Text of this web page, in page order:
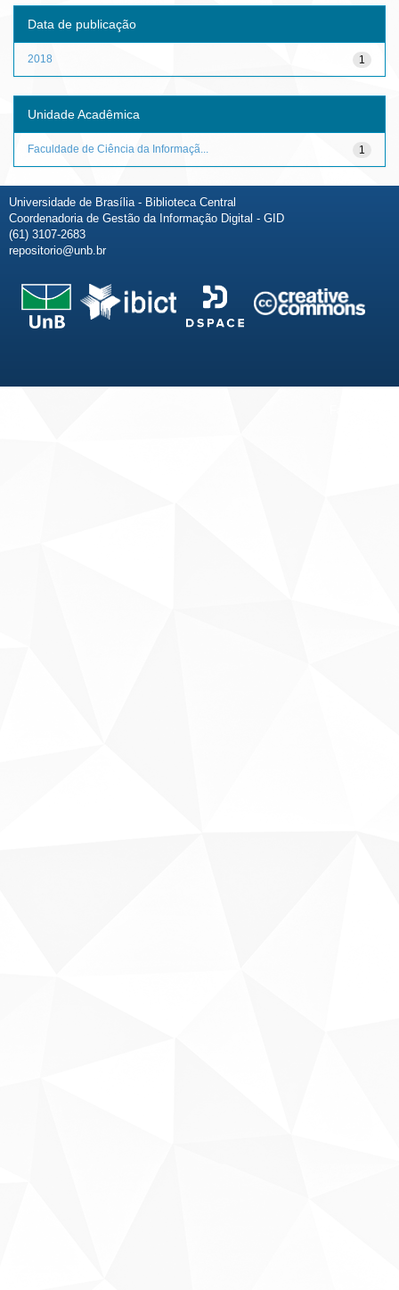
Data de publicação
1
2018
Unidade Acadêmica
1
Faculdade de Ciência da Informaçã...
Universidade de Brasília - Biblioteca Central
Coordenadoria de Gestão da Informação Digital - GID
(61) 3107-2683
repositorio@unb.br